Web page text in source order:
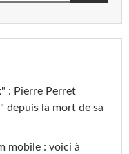
: Pierre Perret
depuis la mort de sa
mobile : voici à